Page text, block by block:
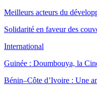
Meilleurs acteurs du
Solidarité en faveur des
International
Guinée : Doumbouya, la
Bénin–Côte d’Ivoire : Une